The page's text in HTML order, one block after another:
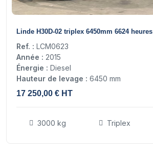
Linde H30D-02 triplex 6450mm 6624 heures
Ref. : LCM0623
Année : 2015
Énergie : Diesel
Hauteur de levage : 6450 mm
17 250,00 € HT
3000 kg Triplex